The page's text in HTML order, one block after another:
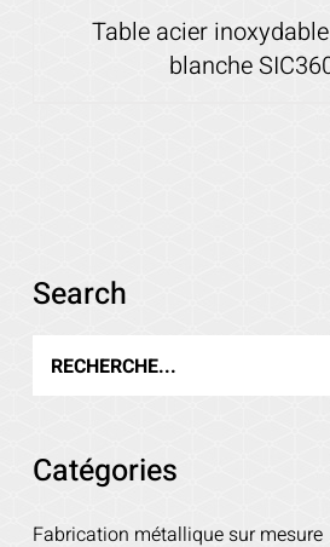
Table acier
blanche
Search
Catégories
Fabrication métallique sur mesure